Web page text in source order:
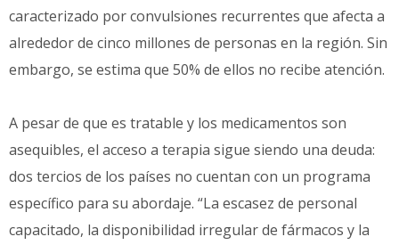
caracterizado por convulsiones recurrentes que afecta a
alrededor de cinco millones de personas en la región. Sin
embargo, se estima que 50% de ellos no recibe atención.
A pesar de que es tratable y los medicamentos son
asequibles, el acceso a terapia sigue siendo una deuda:
dos tercios de los países no cuentan con un programa
específico para su abordaje. “La escasez de personal
capacitado, la disponibilidad irregular de fármacos y la